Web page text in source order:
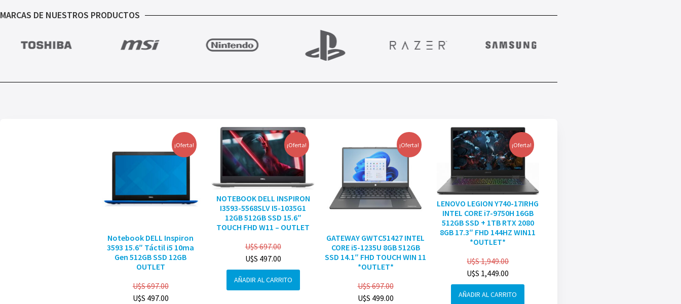
MARCAS DE NUESTROS PRODUCTOS
¡Oferta!
Notebook DELL Inspiron
3593 15.6″ Táctil i5 10ma
Gen 512GB SSD 12GB
OUTLET
U$S697.00
U$S 497.00
¡Oferta!
NOTEBOOK DELL INSPIRON
I3593-5568SLV I5-1035G1
12GB 512GB SSD 15.6″
TOUCH FHD W11 – OUTLET
U$S697.00
U$S 497.00
AÑADIR AL CARRITO
¡Oferta!
GATEWAY GWTC51427 INTEL
CORE i5-1235U 8GB 512GB
SSD 14.1″ FHD TOUCH WIN 11
*OUTLET*
U$S697.00
U$S 499.00
¡Oferta!
LENOVO LEGION Y740-17IRHG
INTEL CORE i7-9750H 16GB
512GB SSD + 1TB RTX 2080
8GB 17.3″ FHD 144HZ WIN11
*OUTLET*
U$S1,949.00
U$S 1,449.00
AÑADIR AL CARRITO